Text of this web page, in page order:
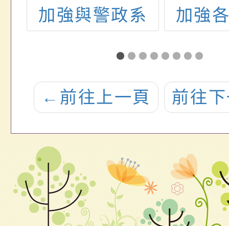
加強與警政系
如說明，請查
照。
加強
知
← 前往上一頁 前往